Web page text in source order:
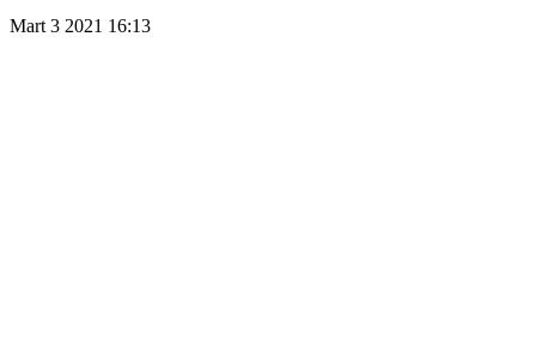
Mart 3 2021 16:13